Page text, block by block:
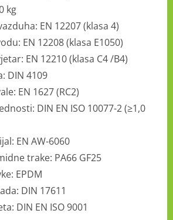
kg
EN 12207 (klasa 4)
EN 12208 (klasa E1050)
EN 12210 (klasa C4 /B4)
DIN 4109
EN 1627 (RC2)
DIN EN ISO 10077-2 (≥1,0
EN AW-6060
trake: PA66 GF25
EPDM
DIN 17611
DIN EN ISO 9001